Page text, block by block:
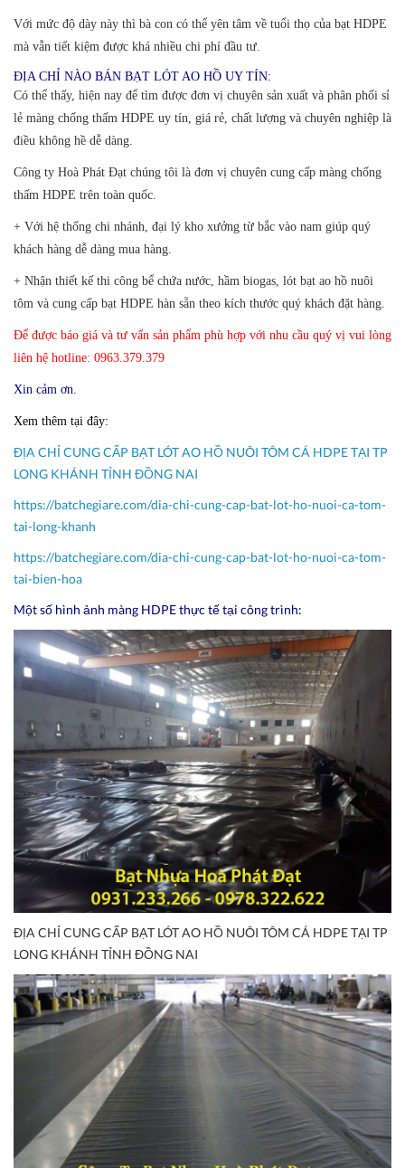
Với mức độ dày này thì bà con có thể yên tâm về tuổi thọ của bạt HDPE
mà vẫn tiết kiệm được khá nhiều chi phí đầu tư.
ĐỊA CHỈ NÀO BÁN BẠT LÓT AO HỒ UY TÍN:
Có thể thấy, hiện nay để tìm được đơn vị chuyên sản xuất và phân phối sỉ
lẻ màng chống thấm HDPE uy tín, giá rẻ, chất lượng và chuyên nghiệp là
điều không hề dễ dàng.
Công ty Hoà Phát Đạt chúng tôi là đơn vị chuyên cung cấp màng chống
thấm HDPE trên toàn quốc.
+ Với hệ thống chi nhánh, đại lý kho xưởng từ bắc vào nam giúp quý
khách hàng dễ dàng mua hàng.
+ Nhận thiết kế thi công bể chứa nước, hầm biogas, lót bạt ao hồ nuôi
tôm và cung cấp bạt HDPE hàn sẵn theo kích thước quý khách đặt hàng.
Để được báo giá và tư vấn sản phẩm phù hợp với nhu cầu quý vị vui lòng
liên hệ hotline: 0963.379.379
Xin cảm ơn.
Xem thêm tại đây:
ĐỊA CHỈ CUNG CẤP BẠT LÓT AO HỒ NUÔI TÔM CÁ HDPE TẠI TP
LONG KHÁNH TỈNH ĐỒNG NAI
https://batchegiare.com/dia-chi-cung-cap-bat-lot-ho-nuoi-ca-tom-
tai-long-khanh
https://batchegiare.com/dia-chi-cung-cap-bat-lot-ho-nuoi-ca-tom-
tai-bien-hoa
Một số hình ảnh màng HDPE thực tế tại công trình:
ĐỊA CHỈ CUNG CẤP BẠT LÓT AO HỒ NUÔI TÔM CÁ HDPE TẠI TP
LONG KHÁNH TỈNH ĐỒNG NAI